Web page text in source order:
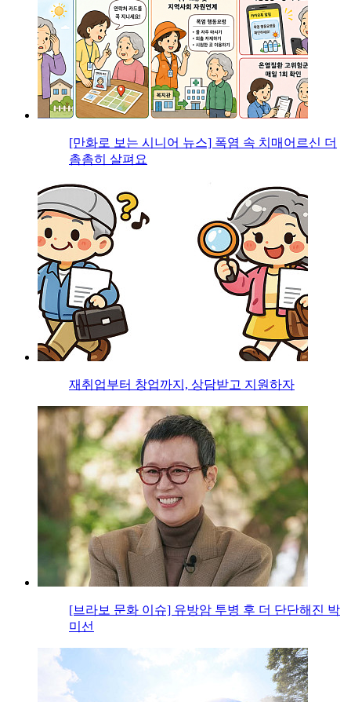
[만화로 보는 시니어 뉴스] 폭염 속 치매어르신 더
촘촘히 살펴요
재취업부터 창업까지, 상담받고 지원하자
[브라보 문화 이슈] 유방암 투병 후 더 단단해진 박
미선